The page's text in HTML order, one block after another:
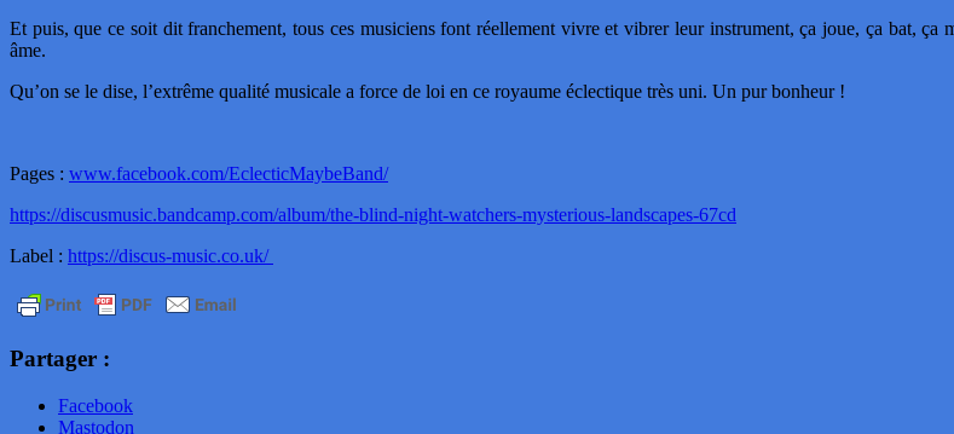
Et puis, que ce soit dit franchement, tous ces musiciens font réellement vivre et vibrer leur instrument, ça joue, ça bat,
âme.
Qu’on se le dise, l’extrême qualité musicale a force de loi en ce royaume éclectique très uni. Un pur bonheur !
Pages : www.facebook.com/EclecticMaybeBand/
https://discusmusic.bandcamp.com/album/the-blind-night-watchers-mysterious-landscapes-67cd
Label : https://discus-music.co.uk/
Partager :
Facebook
Mastodon